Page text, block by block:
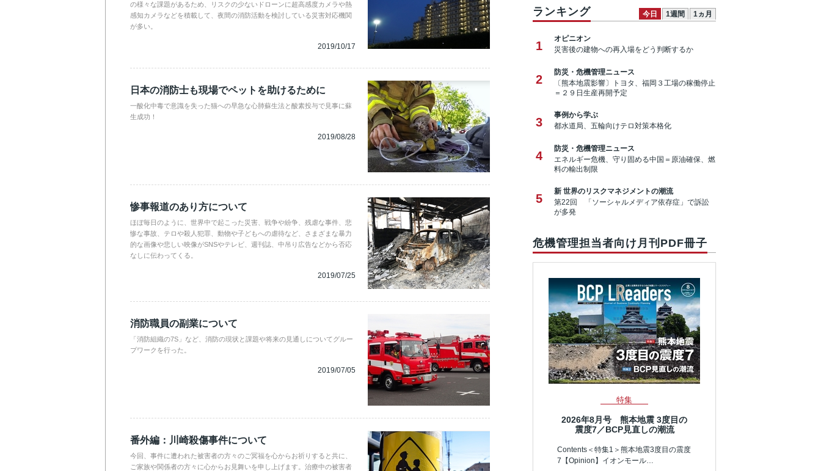
の様々な課題があるため、リスクの少ないドローンに超高感度カメラや熱
感知カメラなどを積載して、夜間の消防活動を検討している災害対応機関
が多い。
2019/10/17
日本の消防士も現場でペットを助けるために
一酸化中毒で意識を失った猫への早急な心肺蘇生法と酸素投与で見事に蘇
生成功！
2019/08/28
惨事報道のあり方について
ほぼ毎日のように、世界中で起こった災害、戦争や紛争、残虐な事件、悲
惨な事故、テロや殺人犯罪、動物や子どもへの虐待など、さまざまな暴力
的な画像や悲しい映像がSNSやテレビ、週刊誌、中吊り広告などから否応
なしに伝わってくる。
2019/07/25
消防職員の副業について
「消防組織の7S」など、消防の現状と課題や将来の見通しについてグルー
プワークを行った。
2019/07/05
番外編：川崎殺傷事件について
今回、事件に遭われた被害者の方々のご冥福を心からお祈りすると共に、
ご家族や関係者の方々に心からお見舞いを申し上げます。治療中の被害者
ランキング 今日 1週間 1ヵ月
1
オピニオン
災害後の建物への再入場をどう判断するか
2
防災・危機管理ニュース
〔熊本地震影響〕トヨタ、福岡３工場の稼働停止
＝２９日生産再開予定
3
事例から学ぶ
都水道局、五輪向けテロ対策本格化
4
防災・危機管理ニュース
エネルギー危機、守り固める中国＝原油確保、燃
料の輸出制限
5
新 世界のリスクマネジメントの潮流
第22回 「ソーシャルメディア依存症」で訴訟
が多発
危機管理担当者向け月刊PDF冊子
特集
2026年8月号 熊本地震 3度目の
震度7／BCP見直しの潮流
Contents＜特集1＞熊本地震3度目の震度
7【Opinion】イオンモール…